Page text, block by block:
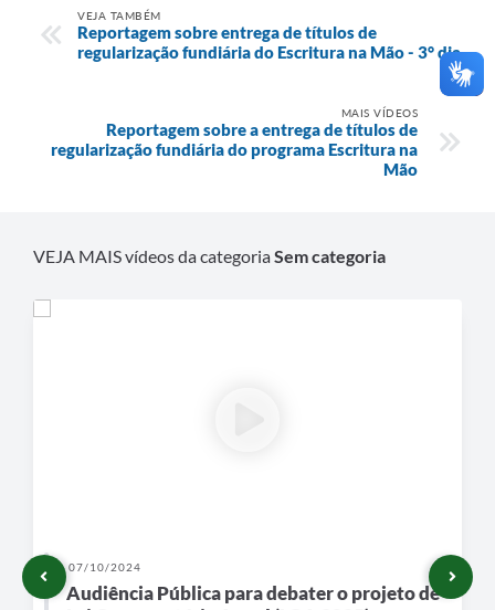
VEJA TAMBÉM
Reportagem sobre entrega de títulos de
regularização fundiária do Escritura na Mão - 3° dia
MAIS VÍDEOS
Reportagem sobre a entrega de títulos de
regularização fundiária do programa Escritura na
Mão
VEJA MAIS vídeos da categoriaSem categoria
07/10/2024
Audiência Pública para debater o projeto de